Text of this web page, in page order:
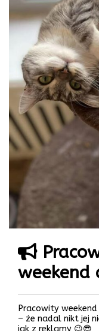
weekend
Pracowity
– że nadal nikt jej